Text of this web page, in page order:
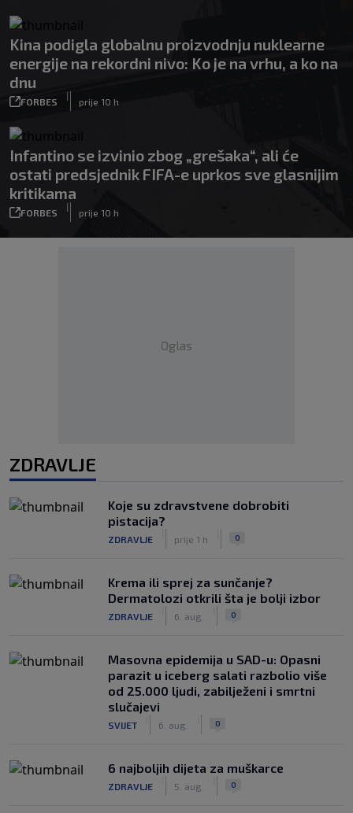
Kina podigla globalnu proizvodnju nuklearne
energije na rekordni nivo: Ko je na vrhu, a ko na
dnu
FORBES
|
prije 10 h
Infantino se izvinio zbog „grešaka“, ali će
ostati predsjednik FIFA-e uprkos sve glasnijim
kritikama
FORBES
|
prije 10 h
Oglas
ZDRAVLJE
Koje su zdravstvene dobrobiti
pistacija?
ZDRAVLJE prije 1 h 0
Krema ili sprej za sunčanje?
Dermatolozi otkrili šta je bolji izbor
ZDRAVLJE 6. aug. 0
Masovna epidemija u SAD-u: Opasni
parazit u iceberg salati razbolio više
od 25.000 ljudi, zabilježeni i smrtni
slučajevi
SVIJET 6. aug. 0
6 najboljih dijeta za muškarce
ZDRAVLJE 5. aug. 0